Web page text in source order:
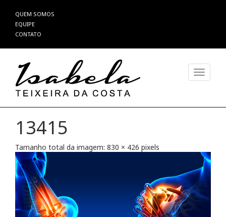
Pular
para
o
QUEM SOMOS
EQUIPE
CONTATO
13415
Tamanho total da imagem: 830 × 426 pixels